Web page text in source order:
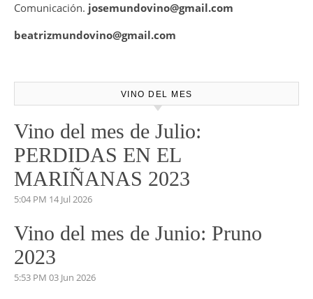
Comunicación. josemundovino@gmail.com
beatrizmundovino@gmail.com
VINO DEL MES
Vino del mes de Julio:
PERDIDAS EN EL
MARIÑANAS 2023
5:04 PM 14 Jul 2026
Vino del mes de Junio: Pruno
2023
5:53 PM 03 Jun 2026